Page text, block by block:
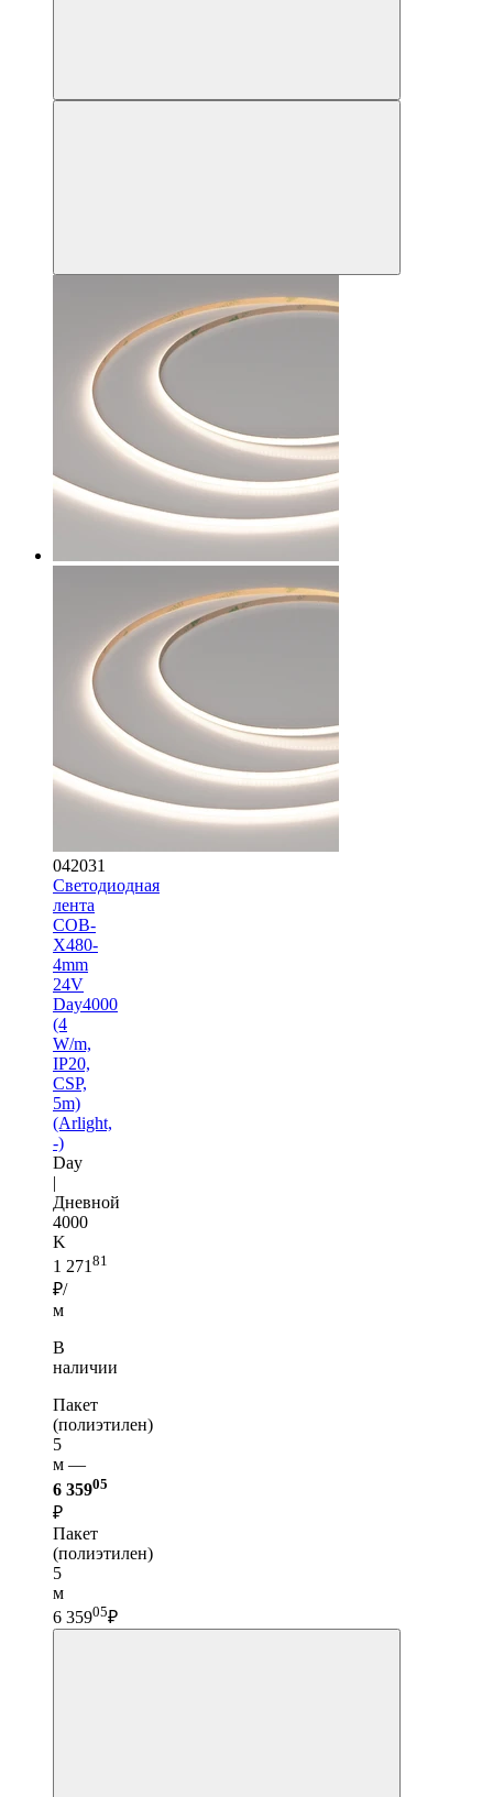
042031
Светодиодная
лента
COB-
X480-
4mm
24V
Day4000
(4
W/m,
IP20,
CSP,
5m)
(Arlight,
-)
Day
|
Дневной
4000
K
1 271 81
₽/
м
В
наличии
Пакет
(полиэтилен)
5
м —
6 35905
₽
Пакет
(полиэтилен)
5
м
6 35905₽